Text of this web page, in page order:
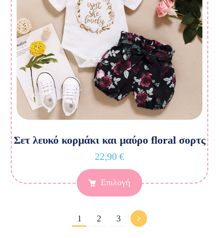
Σετ λευκό κορμάκι και μαύρο floral σορτς
22,90 €
Επιλογή
1 2 3